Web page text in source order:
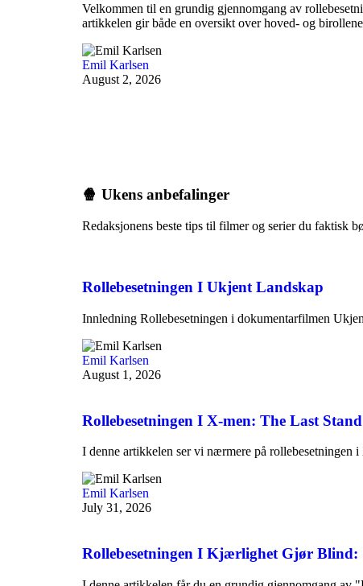
Velkommen til en grundig gjennomgang av
artikkelen gir både en oversikt over hoved- og
Emil Karlsen
August 2, 2026
🍿 Ukens anbefalinger
Redaksjonens beste tips til filmer og serier du faktisk
Rollebesetningen I Ukjent Landskap
Innledning Rollebesetningen i dokumentarfilmen
Emil Karlsen
August 1, 2026
Rollebesetningen I X-men: The Last Stand
I denne artikkelen ser vi nærmere på
Emil Karlsen
July 31, 2026
Rollebesetningen I Kjærlighet Gjør